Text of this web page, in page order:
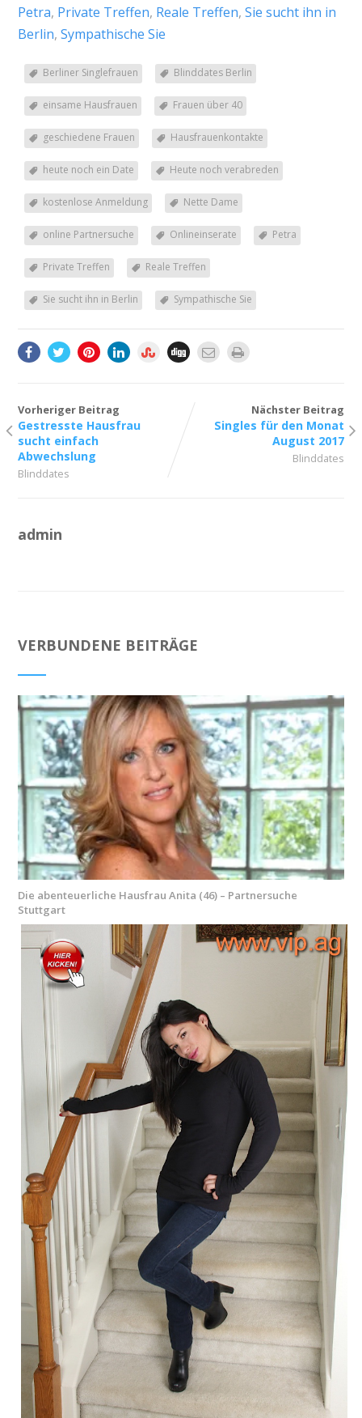
Petra, Private Treffen, Reale Treffen, Sie sucht ihn in
Berlin, Sympathische Sie
Berliner Singlefrauen Blinddates Berlin
einsame Hausfrauen Frauen über 40
geschiedene Frauen Hausfrauenkontakte
heute noch ein Date Heute noch verabreden
kostenlose Anmeldung Nette Dame
online Partnersuche Onlineinserate Petra
Private Treffen Reale Treffen
Sie sucht ihn in Berlin Sympathische Sie
Vorheriger Beitrag
Gestresste Hausfrau
sucht einfach
Abwechslung
Blinddates
Nächster Beitrag
Singles für den Monat
August 2017
Blinddates
admin
VERBUNDENE BEITRÄGE
Die abenteuerliche Hausfrau Anita (46) – Partnersuche
Stuttgart